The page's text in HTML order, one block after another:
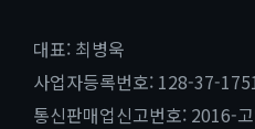
대표: 최병욱
사업자등록번호: 128-37-
통신판매업신고번호: 2016-